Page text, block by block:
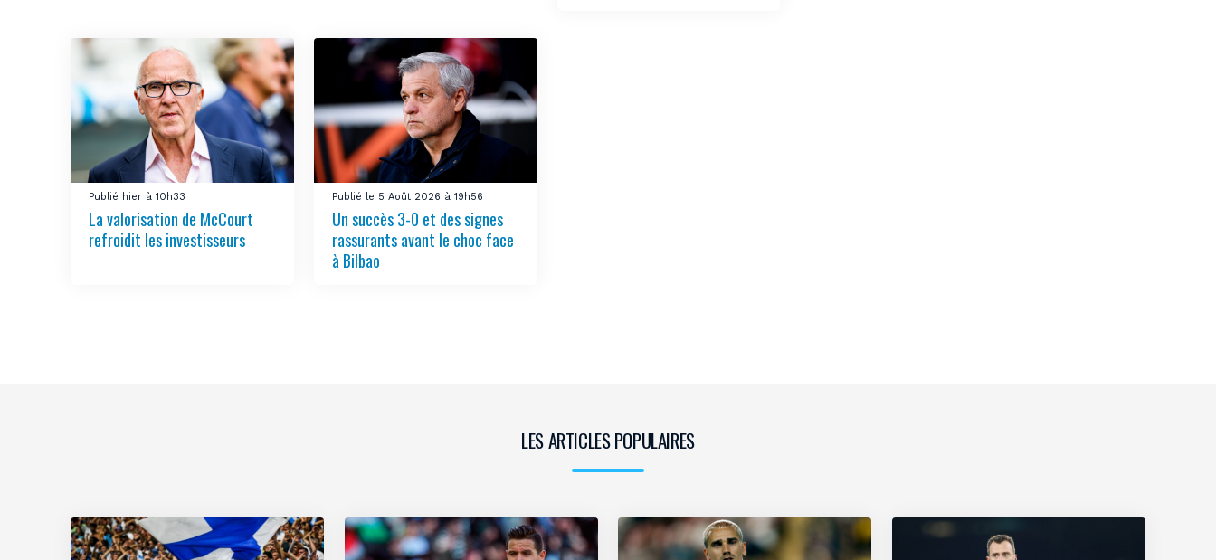
Publié hier à 10h33
La valorisation de McCourt
refroidit les investisseurs
Publié le 5 Août 2026 à 19h56
Un succès 3-0 et des signes
rassurants avant le choc face
à Bilbao
LES ARTICLES POPULAIRES